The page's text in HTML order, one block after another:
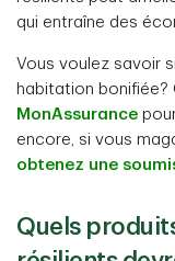
qui entraîne des
Vous voulez savoir
habitation bonifiée?
MonAssurance
encore, si vous
obtenez une
Quels